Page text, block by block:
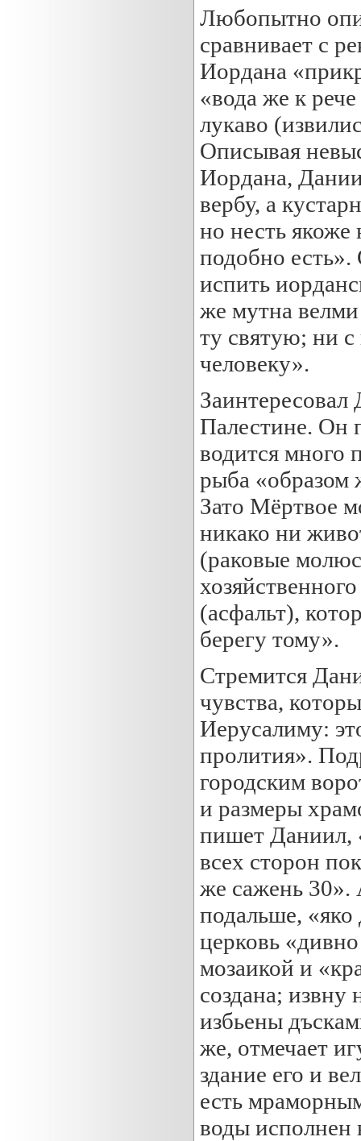
Любопытно
сравнивает с
Иордана
«вода же к
лукаво
Описывая
Иордана,
вербу, а
но несть якоже
подобно
испить
же мутна
ту святую; ни с
человеку».
Палестине. Он
водится много
рыба «образом
Зато Мёртвое
никако ни
(раковые
(асфальт),
берегу тому».
Стремится
чувства,
Иерусалиму:
пролития».
городским
и размеры
пишет Даниил,
всех сторон
же сажень 30».
подальше,
церковь
мозаикой и
создана; извну
избьены
же, отмечает
здание его и
есть
воды исполнен